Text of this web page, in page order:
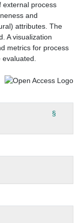
external process
and
attributes. The
A visualization
metrics for process
§